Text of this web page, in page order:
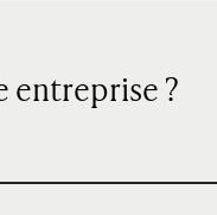
entreprise ?